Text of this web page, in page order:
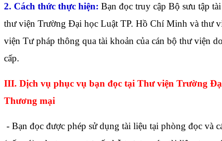
2. Cách thức thực hiện: Bạn đọc truy cập Bộ sưu tập
thư viện Trường Đại học Luật TP. Hồ Chí Minh và thư
viện Tư pháp thông qua tài khoản của cán bộ thư viện
cấp.
III. Dịch vụ phục vụ bạn đọc tại Thư viện Trường
Thương mại
- Bạn đọc được phép sử dụng tài liệu tại phòng đọc và